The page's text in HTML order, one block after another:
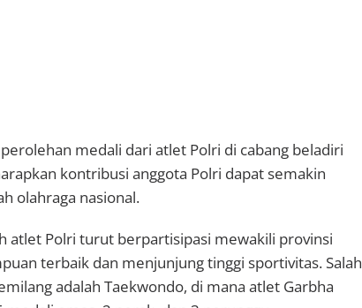
medali dari atlet Polri di cabang beladiri
kontribusi anggota Polri dapat semakin
olahraga nasional.
atlet Polri turut berpartisipasi mewakili provinsi
terbaik dan menjunjung tinggi sportivitas. Salah
adalah Taekwondo, di mana atlet Garbha